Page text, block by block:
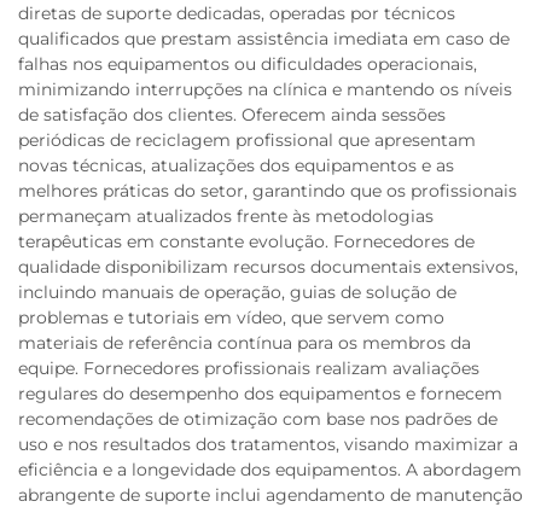
diretas de suporte dedicadas, operadas por técnicos
qualificados que prestam assistência imediata em caso de
falhas nos equipamentos ou dificuldades operacionais,
minimizando interrupções na clínica e mantendo os níveis
de satisfação dos clientes. Oferecem ainda sessões
periódicas de reciclagem profissional que apresentam
novas técnicas, atualizações dos equipamentos e as
melhores práticas do setor, garantindo que os profissionais
permaneçam atualizados frente às metodologias
terapêuticas em constante evolução. Fornecedores de
qualidade disponibilizam recursos documentais extensivos,
incluindo manuais de operação, guias de solução de
problemas e tutoriais em vídeo, que servem como
materiais de referência contínua para os membros da
equipe. Fornecedores profissionais realizam avaliações
regulares do desempenho dos equipamentos e fornecem
recomendações de otimização com base nos padrões de
uso e nos resultados dos tratamentos, visando maximizar a
eficiência e a longevidade dos equipamentos. A abordagem
abrangente de suporte inclui agendamento de manutenção